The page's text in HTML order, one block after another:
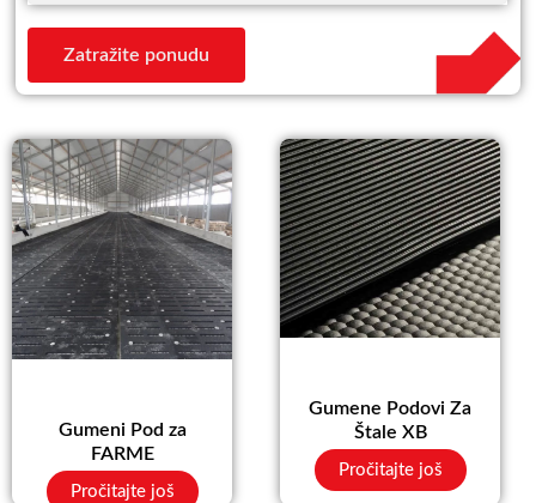
Zatražite ponudu
Gumeni Pod za
FARME
Pročitajte još
Gumene Podovi Za
Štale XB
Pročitajte još